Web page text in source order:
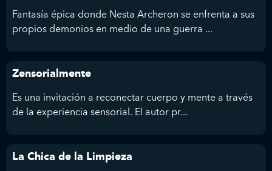
Fantasía épica donde Nesta Archeron se enfrenta a sus
propios demonios en medio de una guerra ...
Zensorialmente
Es una invitación a reconectar cuerpo y mente a través
de la experiencia sensorial. El autor pr...
La Chica de la Limpieza